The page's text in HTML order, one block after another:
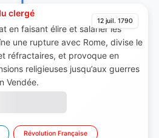
12 juil. 1790
clergé
en faisant élire et salarier les
une rupture avec Rome, divise le
réfractaires, et provoque en
religieuses jusqu’aux guerres
Vendée.
Révolution Française